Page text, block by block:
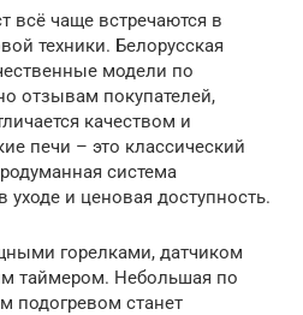
всё чаще встречаются в
техники. Белорусская
модели по
отзывам покупателей,
качеством и
печи – это классический
система
уходе и ценовая доступность.
горелками, датчиком
таймером. Небольшая по
подогревом станет